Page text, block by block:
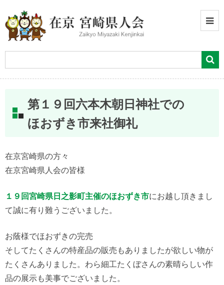
第１９回六本木朝日神社での
ほおずき市来社御礼
在京宮崎県の方々
在京宮崎県人会の皆様
１９回宮崎県日之影町主催のほおずき市にお越し頂きまし
て誠に有り難うございました。
お蔭様でほおずきの完売
そしてたくさんの特産品の販売もありましたが欲しい物が
たくさんありました。わら細工たくぼさんの素晴らしい作
品の展示も美事でございました。